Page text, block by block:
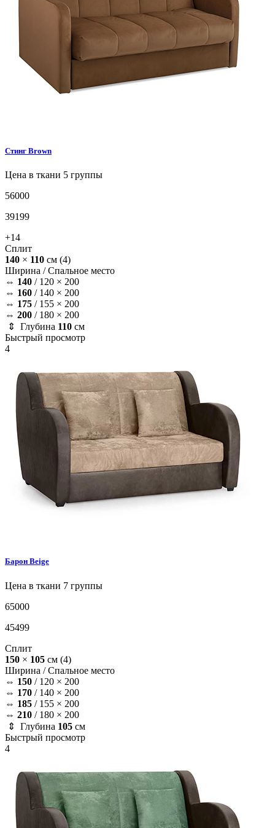
Стинг Brown
Цена в ткани 5 группы
56000
39199
+14
Сплит
140 × 110 см (4)
Ширина /Спальное место
⇔ 140 / 120 × 200
⇔ 160 / 140 × 200
⇔ 175 / 155 × 200
⇔ 200 / 180 × 200
⇕ Глубина 110 см
Быстрый просмотр
4
Барон Beige
Цена в ткани 7 группы
65000
45499
Сплит
150 × 105 см (4)
Ширина /Спальное место
⇔ 150 / 120 × 200
⇔ 170 / 140 × 200
⇔ 185 / 155 × 200
⇔ 210 / 180 × 200
⇕ Глубина 105 см
Быстрый просмотр
4